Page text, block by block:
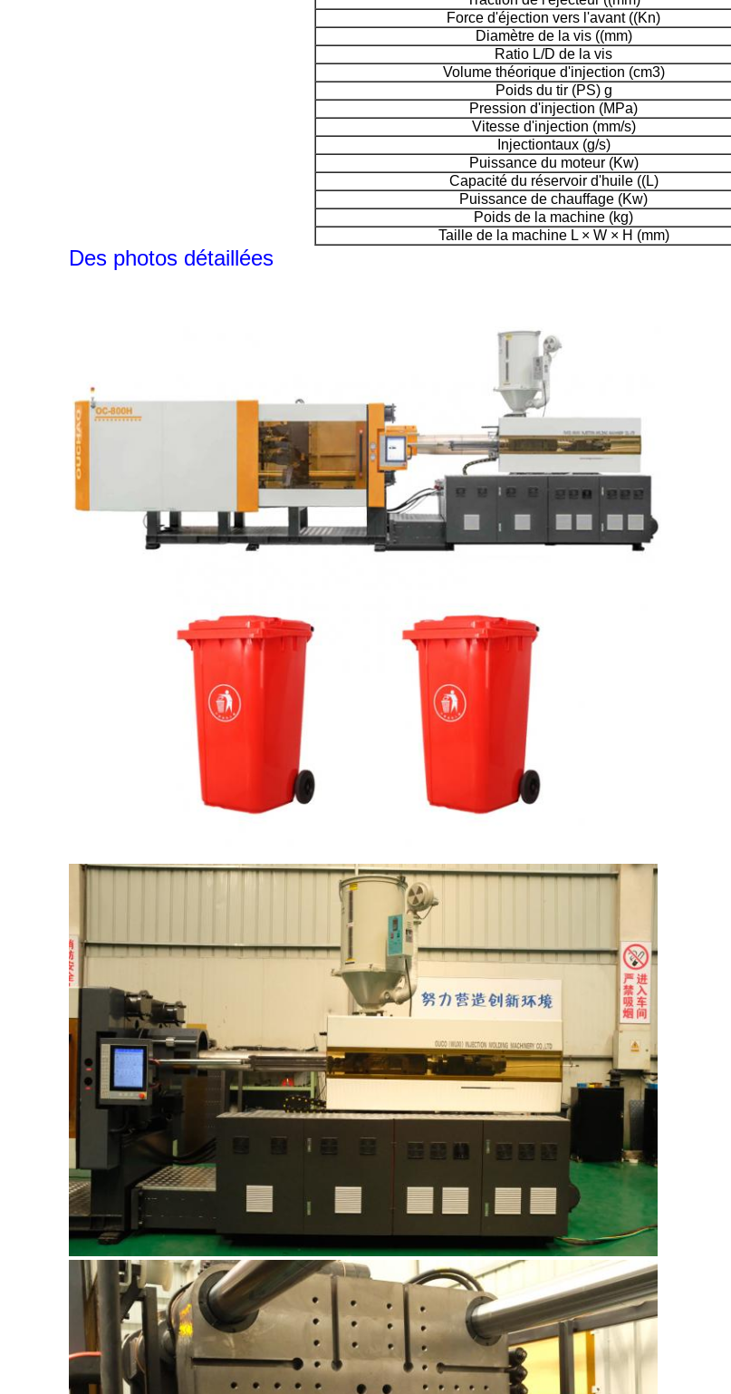
Force d'éjection vers l'avant ((Kn)
Diamètre de la vis ((mm)
Ratio L/D de la vis
Volume théorique d'injection (cm3)
Poids du tir (PS) g
Pression d'injection (MPa)
Vitesse d'injection (mm/s)
Injectiontaux (g/s)
Puissance du moteur (Kw)
Capacité du réservoir d'huile ((L)
Puissance de chauffage (Kw)
Poids de la machine (kg)
Taille de la machine L × W × H (mm)
Des photos détaillées